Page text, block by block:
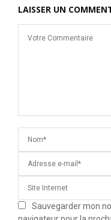
LAISSER UN
Sauvegarder mon